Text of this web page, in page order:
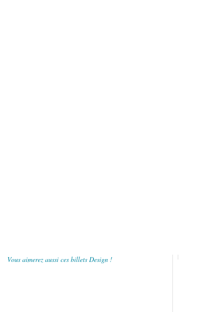
Vous aimerez aussi ces billets Design !